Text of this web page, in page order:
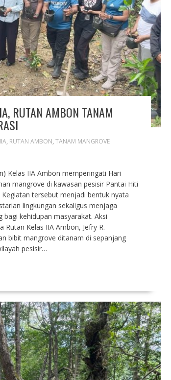
RUTAN AMBON TANAM
, RUTAN AMBON, TANAM MANGROVE
Kelas IIA Ambon memperingati Hari
mangrove di kawasan pesisir Pantai Hiti
tersebut menjadi bentuk nyata
lingkungan sekaligus menjaga
kehidupan masyarakat. Aksi
Rutan Kelas IIA Ambon, Jefry R.
bibit mangrove ditanam di sepanjang
pesisir…